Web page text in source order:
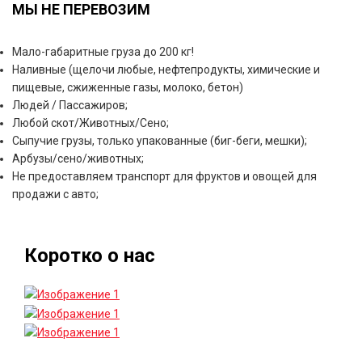
МЫ НЕ ПЕРЕВОЗИМ
Мало-габаритные груза до 200 кг!
Наливные (щелочи любые, нефтепродукты, химические и
пищевые, сжиженные газы, молоко, бетон)
Людей / Пассажиров;
Любой скот/Животных/Сено;
Сыпучие грузы, только упакованные (биг-беги, мешки);
Арбузы/сено/животных;
Не предоставляем транспорт для фруктов и овощей для
продажи с авто;
Коротко о нас